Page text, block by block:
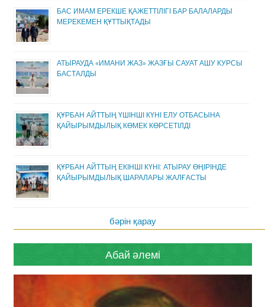
БАС ИМАМ ЕРЕКШЕ ҚАЖЕТТІЛІГІ БАР БАЛАЛАРДЫ
МЕРЕКЕМЕН ҚҰТТЫҚТАДЫ
АТЫРАУДА «ИМАНИ ЖАЗ» ЖАЗҒЫ САУАТ АШУ КУРСЫ
БАСТАЛДЫ
ҚҰРБАН АЙТТЫҢ ҮШІНШІ КҮНІ ЕЛУ ОТБАСЫНА
ҚАЙЫРЫМДЫЛЫҚ КӨМЕК КӨРСЕТІЛДІ
ҚҰРБАН АЙТТЫҢ ЕКІНШІ КҮНІ: АТЫРАУ ӨҢІРІНДЕ
ҚАЙЫРЫМДЫЛЫҚ ШАРАЛАРЫ ЖАЛҒАСТЫ
бәрін қарау
Абай әлемі